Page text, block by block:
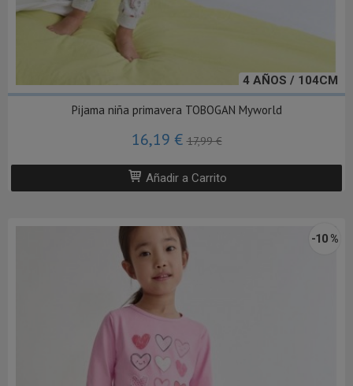
4 AÑOS / 104CM
Pijama niña primavera TOBOGAN Myworld
16,19 €17,99 €
Añadir a Carrito
-10 %